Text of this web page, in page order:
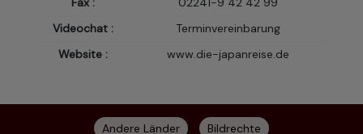
Videochat :
Terminvereinbarung
Website :
www.die-japanreise.de
Andere Länder Bildrechte